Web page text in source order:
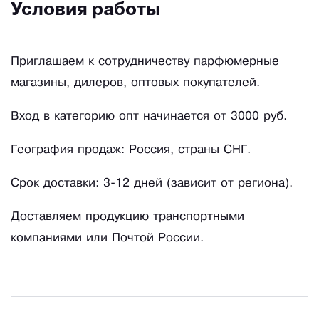
мотивам Bitter peach
Масляные духи "ЛАВАНДОВАЯ НОЧЬ" По
2) ИНТЕНСИВНЫЙ УХОД Dimеrgy Сrimеа
Условия работы
Приглашаем к сотрудничеству парфюмерные
магазины, дилеров, оптовых покупателей.
Вход в категорию опт начинается от 3000 руб.
География продаж: Россия, страны СНГ.
Срок доставки: 3-12 дней (зависит от региона).
Доставляем продукцию транспортными
компаниями или Почтой России.